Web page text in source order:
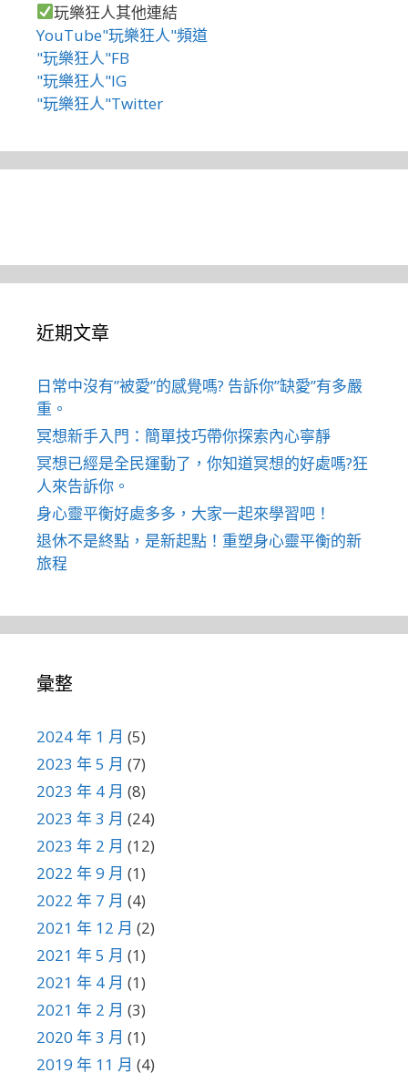
玩樂狂人其他連結
YouTube"玩樂狂人"頻道
"玩樂狂人"FB
"玩樂狂人"IG
"玩樂狂人"Twitter
近期文章
日常中沒有”被愛”的感覺嗎? 告訴你”缺愛”有多嚴
重。
冥想新手入門：簡單技巧帶你探索內心寧靜
冥想已經是全民運動了，你知道冥想的好處嗎?狂
人來告訴你。
身心靈平衡好處多多，大家一起來學習吧！
退休不是終點，是新起點！重塑身心靈平衡的新
旅程
彙整
2024 年 1 月 (5)
2023 年 5 月 (7)
2023 年 4 月 (8)
2023 年 3 月 (24)
2023 年 2 月 (12)
2022 年 9 月 (1)
2022 年 7 月 (4)
2021 年 12 月 (2)
2021 年 5 月 (1)
2021 年 4 月 (1)
2021 年 2 月 (3)
2020 年 3 月 (1)
2019 年 11 月 (4)